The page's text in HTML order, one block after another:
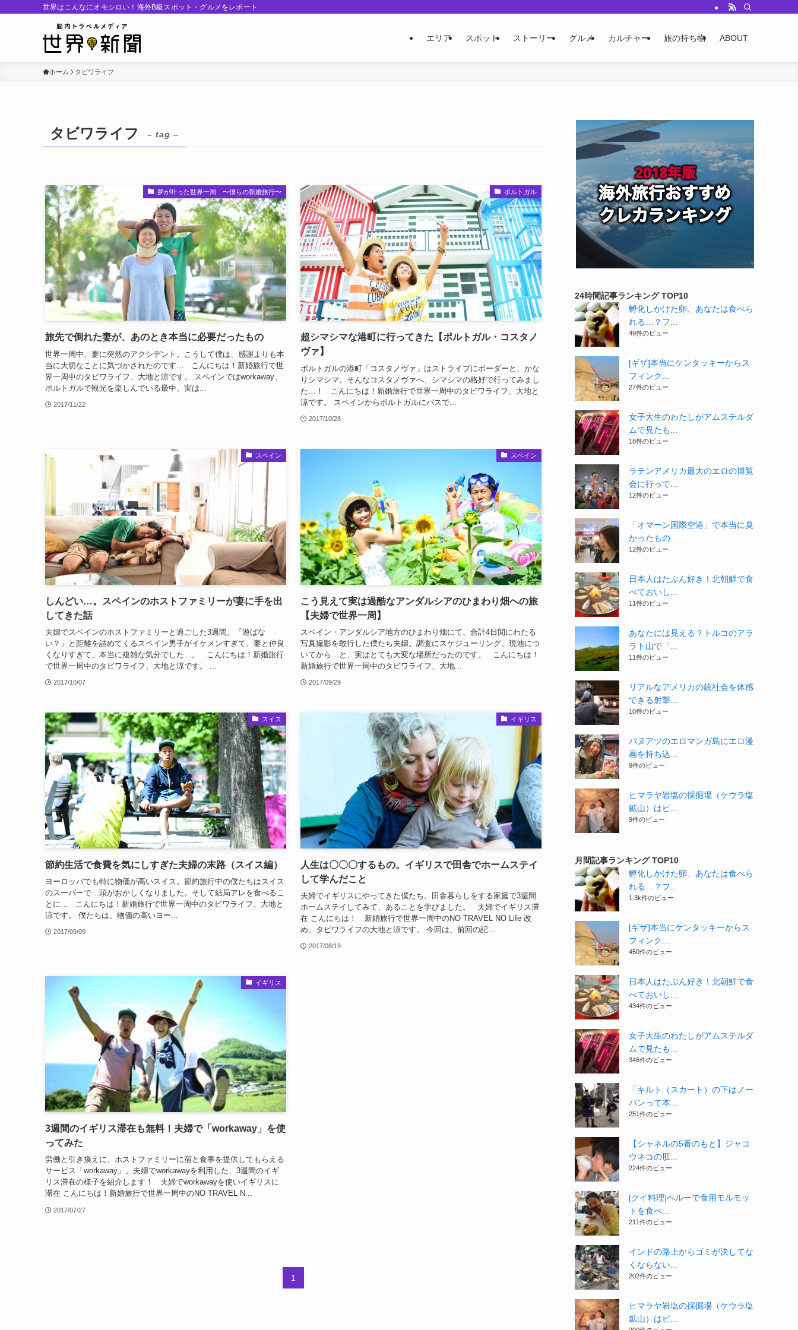
世界はこんなにオモシロい！海外B級スポット・グルメをレポート
エリア スポット ストーリー グルメ カルチャー 旅の持ち物 ABOUT
ホーム タビワライフ
タビワライフ – tag –
夢が叶った世界一周 〜僕らの新婚旅行〜
旅先で倒れた妻が、あのとき本当に必要だったもの
世界一周中、妻に突然のアクシデント。こうして僕は、感謝よりも本
当に大切なことに気づかされたのです… こんにちは！新婚旅行で世
界一周中のタビワライフ、大地と涼です。 スペインではworkaway、
ポルトガルで観光を楽しんでいる最中、実は...
2017/11/22
ポルトガル
超シマシマな港町に行ってきた【ポルトガル・コスタノ
ヴァ】
ポルトガルの港町「コスタノヴァ」はストライプにボーダーと、かな
りシマシマ。そんなコスタノヴァへ、シマシマの格好で行ってみまし
た…！ こんにちは！新婚旅行で世界一周中のタビワライフ、大地と
涼です。 スペインからポルトガルにバスで...
2017/10/28
スペイン
しんどい…。スペインのホストファミリーが妻に手を出
してきた話
夫婦でスペインのホストファミリーと過ごした3週間。「遊ばな
い？」と距離を詰めてくるスペイン男子がイケメンすぎて、妻と仲良
くなりすぎて、本当に複雑な気分でした…。 こんにちは！新婚旅行
で世界一周中のタビワライフ、大地と涼です。 ...
2017/10/07
スペイン
こう見えて実は過酷なアンダルシアのひまわり畑への旅
【夫婦で世界一周】
スペイン・アンダルシア地方のひまわり畑にて、合計4日間にわたる
写真撮影を敢行した僕たち夫婦。調査にスケジューリング、現地につ
いてから…と、実はとても大変な場所だったのです。 こんにちは！
新婚旅行で世界一周中のタビワライフ、大地...
2017/09/29
スイス
節約生活で食費を気にしすぎた夫婦の末路（スイス編）
ヨーロッパでも特に物価が高いスイス。節約旅行中の僕たちはスイス
のスーパーで…頭がおかしくなりました。そして結局アレを食べるこ
とに… こんにちは！新婚旅行で世界一周中のタビワライフ、大地と
涼です。 僕たちは、物価の高いヨー...
2017/09/09
イギリス
人生は〇〇〇するもの。イギリスで田舎でホームステイ
して学んだこと
夫婦でイギリスにやってきた僕たち。田舎暮らしをする家庭で3週間
ホームステイしてみて、あることを学びました。 夫婦でイギリス滞
在 こんにちは！ 新婚旅行で世界一周中のNO TRAVEL NO Life 改
め、タビワライフの大地と涼です。 今回は、前回の記...
2017/08/19
イギリス
3週間のイギリス滞在も無料！夫婦で「workaway」を使
ってみた
労働と引き換えに、ホストファミリーに宿と食事を提供してもらえる
サービス「workaway」。夫婦でworkawayを利用した、3週間のイギ
リス滞在の様子を紹介します！ 夫婦でworkawayを使いイギリスに
滞在 こんにちは！新婚旅行で世界一周中のNO TRAVEL N...
2017/07/27
1
24時間記事ランキング TOP10
孵化しかけた卵、あなたは食べら
れる…？フ...
49件のビュー
[ギザ]本当にケンタッキーからス
フィンク...
27件のビュー
女子大生のわたしがアムステルダ
ムで見たも...
18件のビュー
ラテンアメリカ最大のエロの博覧
会に行って...
12件のビュー
「オマーン国際空港」で本当に臭
かったもの
12件のビュー
日本人はたぶん好き！北朝鮮で食
べておいし...
11件のビュー
あなたには見える？トルコのアラ
ラト山で「...
11件のビュー
リアルなアメリカの銃社会を体感
できる射撃...
10件のビュー
バヌアツのエロマンガ島にエロ漫
画を持ち込...
9件のビュー
ヒマラヤ岩塩の採掘場（ケウラ塩
鉱山）はピ...
9件のビュー
月間記事ランキング TOP10
孵化しかけた卵、あなたは食べら
れる…？フ...
1.3k件のビュー
[ギザ]本当にケンタッキーからス
フィンク...
450件のビュー
日本人はたぶん好き！北朝鮮で食
べておいし...
434件のビュー
女子大生のわたしがアムステルダ
ムで見たも...
346件のビュー
「キルト（スカート）の下はノー
パンって本...
251件のビュー
【シャネルの5番のもと】ジャコ
ウネコの肛...
224件のビュー
[クイ料理]ペルーで食用モルモッ
トを食べ...
211件のビュー
インドの路上からゴミが決してな
くならない...
202件のビュー
ヒマラヤ岩塩の採掘場（ケウラ塩
鉱山）はピ...